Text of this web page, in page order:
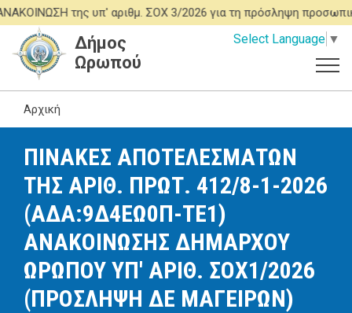
Παράκαμψη
προς
περιεχόμενο
της υπ' αριθμ. ΣΟΧ 3/2026 για τη πρόσληψη
Select Language ▼
Δήμος
Ωρωπού
Αρχική
ΠΙΝΑΚΕΣ ΑΠΟΤΕΛΕΣΜΑΤΩΝ
ΤΗΣ ΑΡΙΘ. ΠΡΩΤ. 412/8-1-2026
(ΑΔΑ:9Δ4ΕΩ0Π-ΤΕ1)
ΑΝΑΚΟΙΝΩΣΗΣ ΔΗΜΑΡΧΟΥ
ΩΡΩΠΟΥ ΥΠ' ΑΡΙΘ. ΣΟΧ1/2026
(ΠΡΟΣΛΗΨΗ ΔΕ ΜΑΓΕΙΡΩΝ)